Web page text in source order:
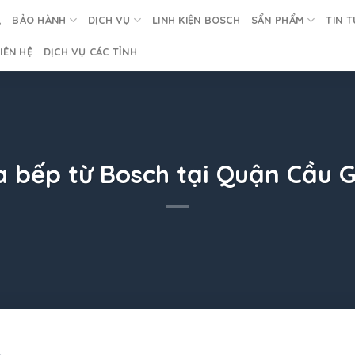
BẢO HÀNH DỊCH VỤ LINH KIỆN BOSCH SẨN PHẨM TIN
HỆ DỊCH VỤ CÁC TỈNH
bếp từ Bosch tại Quận Cầu